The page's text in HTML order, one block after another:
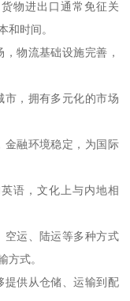
物进出口通常免征关
和时间。
物流基础设施完善，
市，拥有多元化的市场
金融环境稳定，为国际
语，文化上与内地相
空运、陆运等多种方式
方式。
提供从仓储、运输到配